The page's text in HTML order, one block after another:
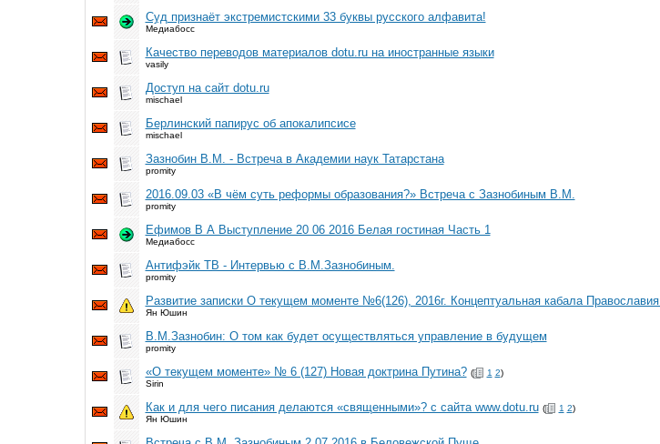
Суд признаёт экстремистскими 33 буквы русского алфавита!
Медиабосс
Качество переводов материалов dotu.ru на иностранные языки
vasily
Доступ на сайт dotu.ru
mischael
Берлинский папирус об апокалипсисе
mischael
Зазнобин В.М. - Встреча в Академии наук Татарстана
promity
2016.09.03 «В чём суть реформы образования?» Встреча с Зазнобиным В.М.
promity
Ефимов В А Выступление 20 06 2016 Белая гостиная Часть 1
Медиабосс
Антифэйк ТВ - Интервью с В.М.Зазнобиным.
promity
Развитие записки О текущем моменте №6(126), 2016г. Концептуальная кабала Православия
Ян Юшин
В.М.Зазнобин: О том как будет осуществляться управление в будущем
promity
«О текущем моменте» № 6 (127) Новая доктрина Путина? ( 1 2)
Sirin
Как и для чего писания делаются «священными»? с сайта www.dotu.ru ( 1 2)
Ян Юшин